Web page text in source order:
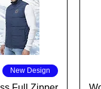
New Design